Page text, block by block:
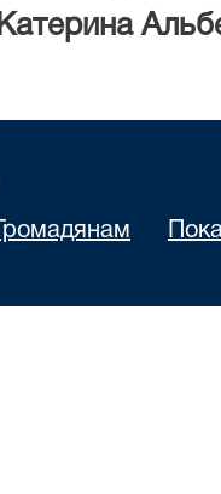
Катерина
Громадянам